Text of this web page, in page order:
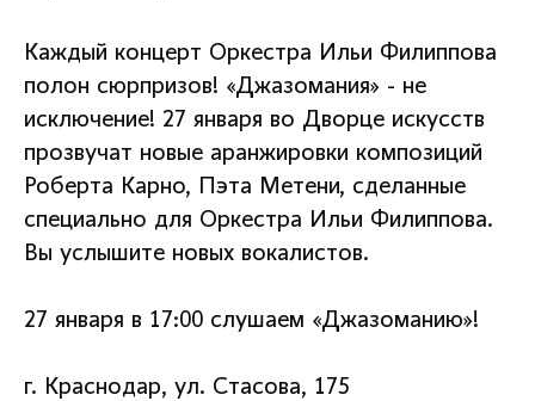
Каждый концерт Оркестра Ильи Филиппова
полон сюрпризов! «Джазомания» - не
исключение! 27 января во Дворце искусств
прозвучат новые аранжировки композиций
Роберта Карно, Пэта Метени, сделанные
специально для Оркестра Ильи Филиппова.
Вы услышите новых вокалистов.
27 января в 17:00 слушаем «Джазоманию»!
г. Краснодар, ул. Стасова, 175